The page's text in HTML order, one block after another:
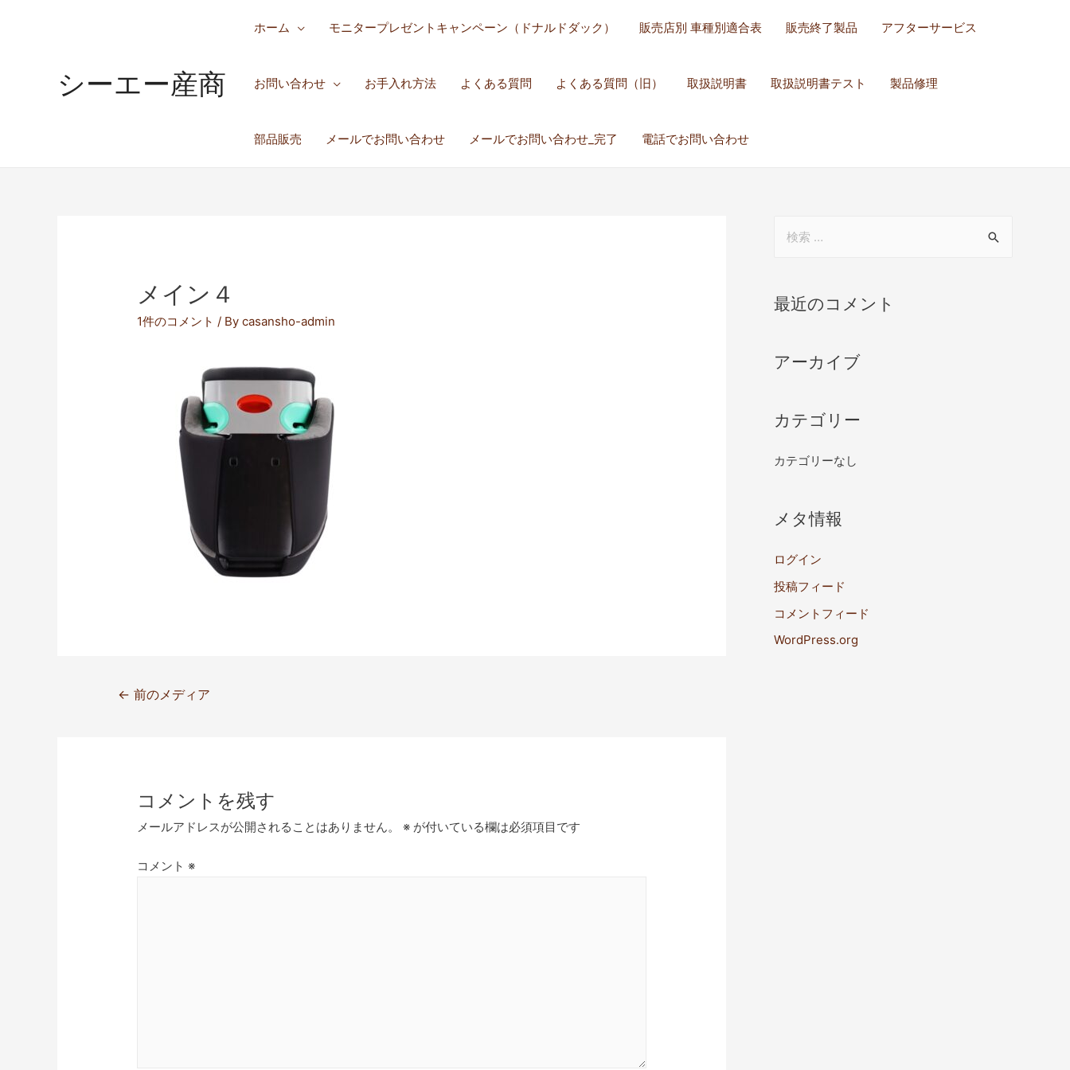
シーエー産商
ホーム モニタープレゼントキャンペーン（ドナルドダック） 販売店別 車種別適合表 販売終了製品 アフターサービス
お問い合わせ お手入れ方法 よくある質問 よくある質問（旧） 取扱説明書 取扱説明書テスト 製品修理
部品販売 メールでお問い合わせ メールでお問い合わせ_完了 電話でお問い合わせ
メイン４
1件のコメント / Bycasansho-admin
← 前のメディア
コメントを残す
メールアドレスが公開されることはありません。 ※ が付いている欄は必須項目です
コメント ※
最近のコメント
アーカイブ
カテゴリー
カテゴリーなし
メタ情報
ログイン
投稿フィード
コメントフィード
WordPress.org